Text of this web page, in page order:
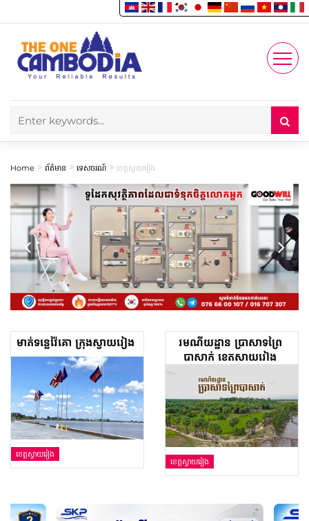
Account
Enjoy
Home ព័ត៌មាន ទេសចរណ៍ ខេត្តស្វាយរៀង
មាត់ទន្លេវ៉ៃគោ ក្រុងស្វាយរៀង
ខេត្តស្វាយរៀង
រមណីយដ្ឋាន ប្រាសាទព្រៃ​
បាសាក់​ ​ខេត្ត​ស្វាយរៀង
ខេត្តស្វាយរៀង